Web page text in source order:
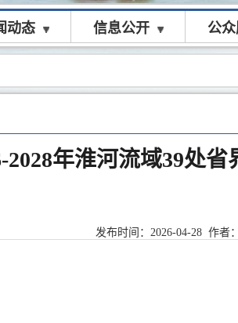
动态 信息公开 公
2028年淮河流域39处
发布时间： 2026-04-28 作者